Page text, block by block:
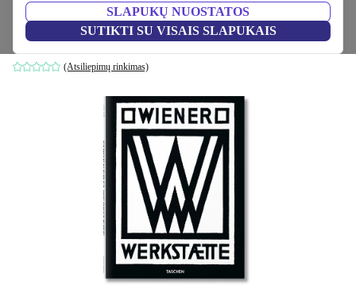
SLAPUKŲ NUOSTATOS
SUTIKTI SU VISAIS SLAPUKAIS
Wiener Werkstätte
balta
(Atsiliepimų rinkimas)